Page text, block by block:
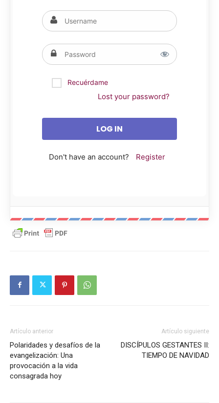
Recuérdame
Lost your password?
Don't have an account? Register
Artículo anterior
Polaridades y desafíos de la
evangelización: Una
provocación a la vida
consagrada hoy
Artículo siguiente
DISCÍPULOS GESTANTES II:
TIEMPO DE NAVIDAD